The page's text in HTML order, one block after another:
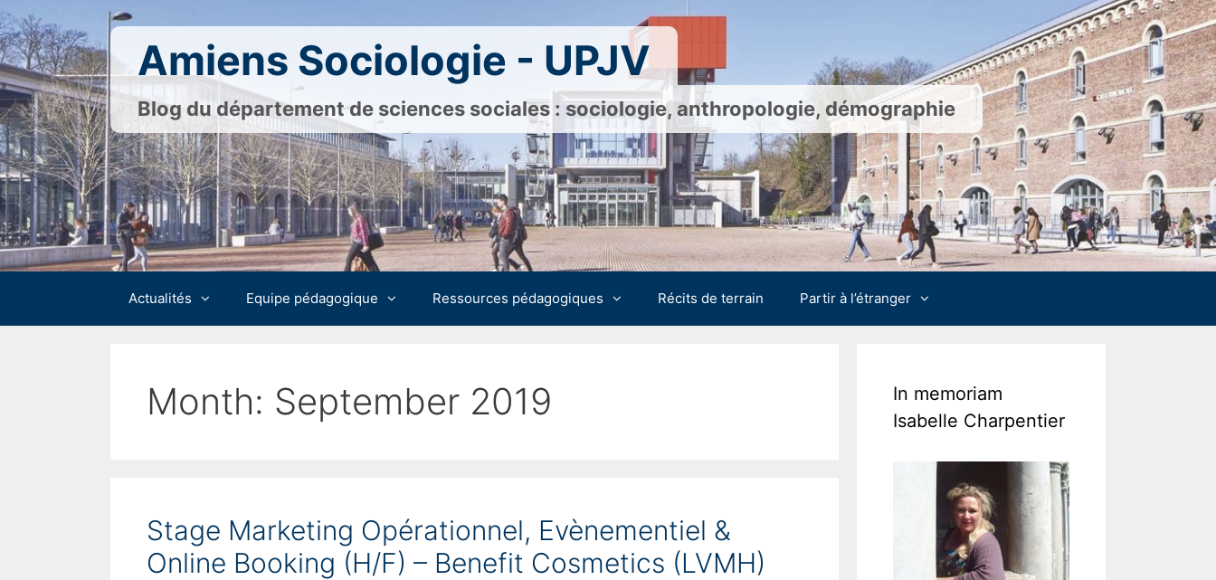
Skip
to
content
Amiens Sociologie - UPJV
Blog du département de sciences sociales : sociologie, anthropologie, démographie
Actualités Equipe pédagogique Ressources pédagogiques Récits de terrain Partir à l’étranger
Month: September 2019
Stage Marketing Opérationnel, Evènementiel &
Online Booking (H/F) – Benefit Cosmetics (LVMH)
In memoriam
Isabelle Charpentier